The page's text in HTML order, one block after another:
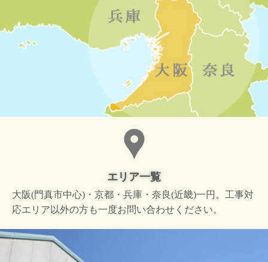
エリア一覧
大阪(門真市中心)・京都・兵庫・奈良(近畿)一円。工事対
応エリア以外の方も一度お問い合わせください。